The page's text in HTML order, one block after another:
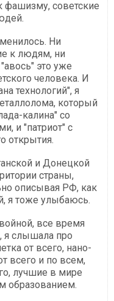
фашизму, советские
Ни
к людям, ни
это уже
человека. И
технологий", я
который
калина" со
и "патриот" с
открытия.
и Донецкой
страны,
описывая РФ, как
я тоже улыбаюсь.
все время
я слышала про
от всего, нано-
всего и по всем,
лучшие в мире
образованием.